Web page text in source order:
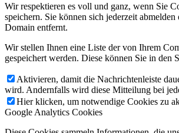
Wir respektieren es voll und ganz, wenn Sie
speichern. Sie können sich jederzeit
Domain entfernt.
Wir stellen Ihnen eine Liste der von Ihrem
gespeichert werden. Diese können Sie in den
Aktivieren, damit die Nachrichtenleiste
wird. Andernfalls wird diese Mitteilung bei
Hier klicken, um notwendige Cookies zu
Google Analytics Cookies